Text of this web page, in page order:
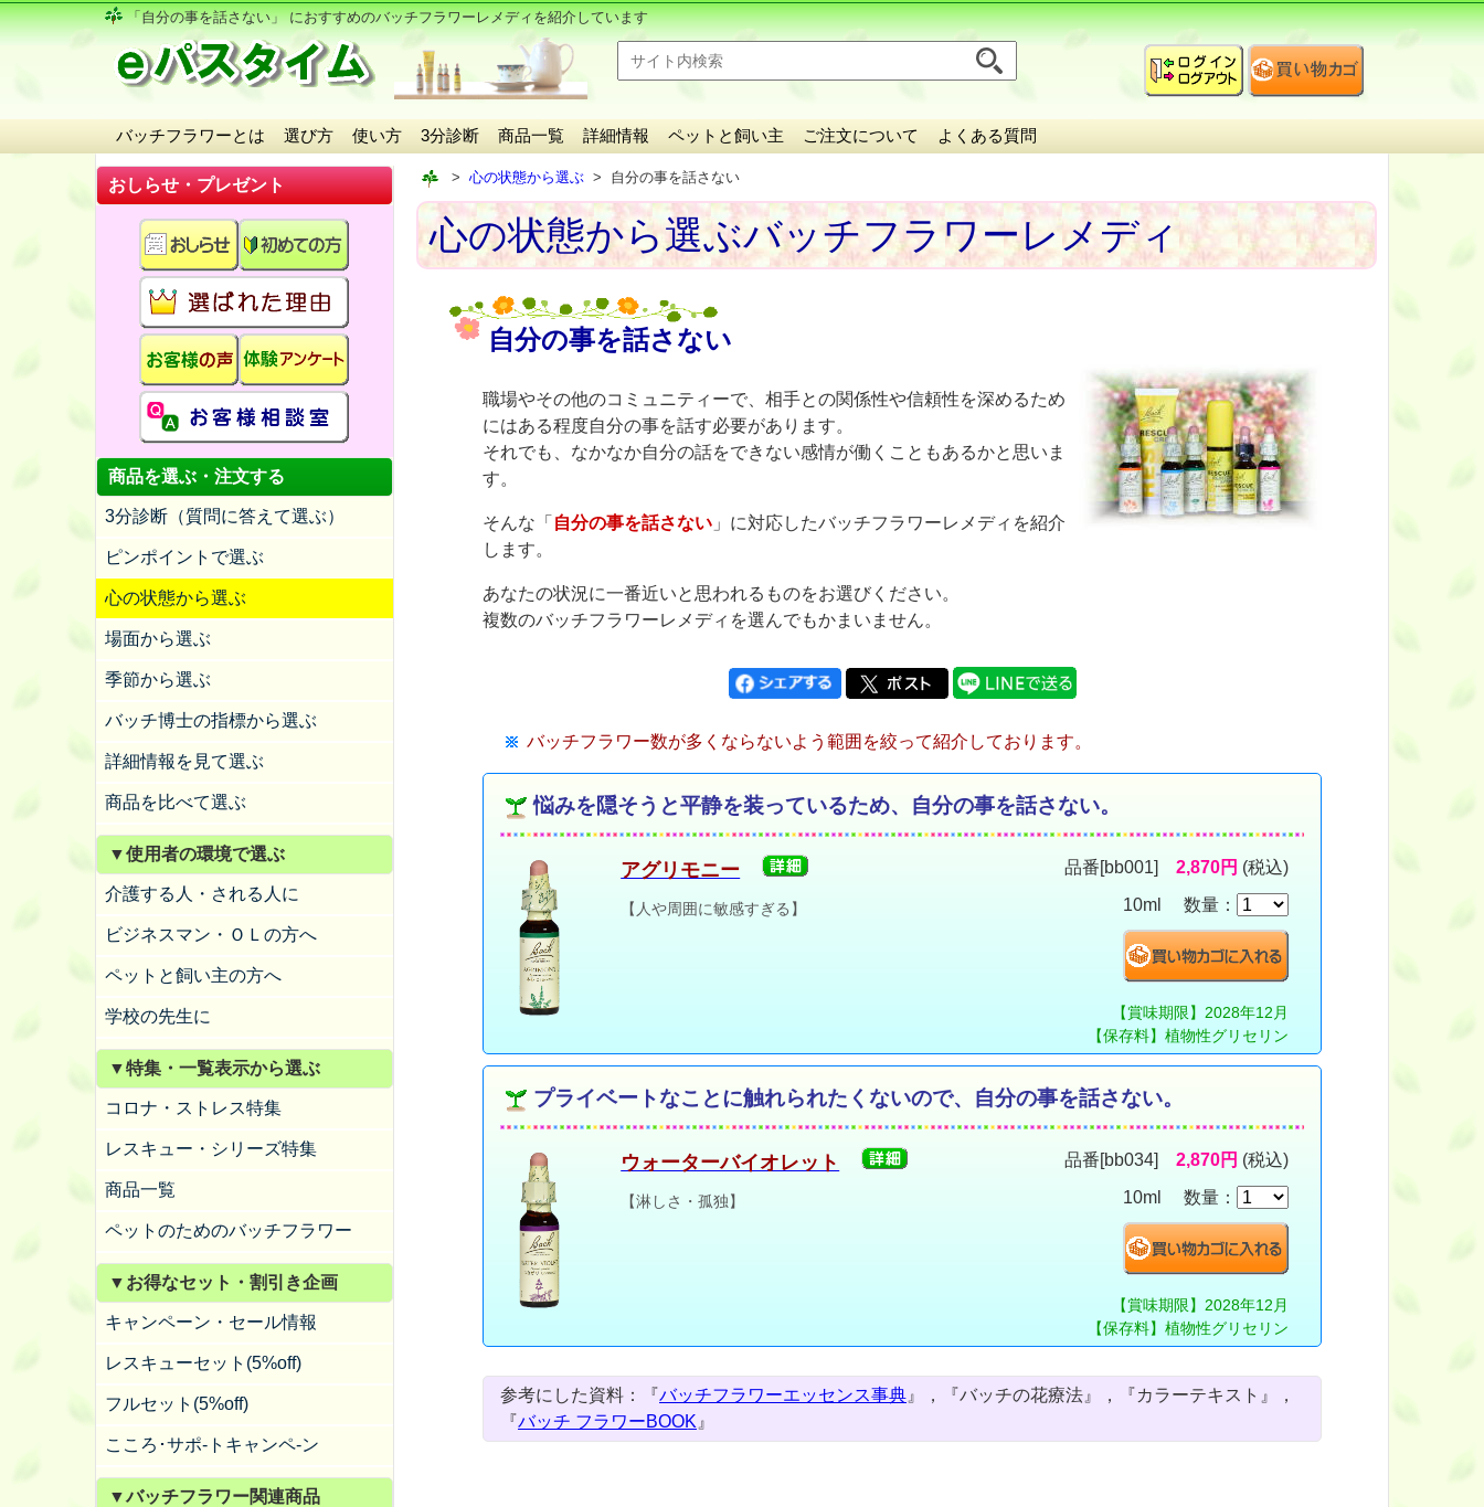
「自分の事を話さない」 におすすめのバッチフラワーレメディを紹介しています
バッチフラワーとは 選び方 使い方 3分診断 商品一覧 詳細情報 ペットと飼い主 ご注文について よくある質問
おしらせ・プレゼント
商品を選ぶ・注文する
3分診断（質問に答えて選ぶ）
ピンポイントで選ぶ
心の状態から選ぶ
場面から選ぶ
季節から選ぶ
バッチ博士の指標から選ぶ
詳細情報を見て選ぶ
商品を比べて選ぶ
▼使用者の環境で選ぶ
介護する人・される人に
ビジネスマン・ＯＬの方へ
ペットと飼い主の方へ
学校の先生に
▼特集・一覧表示から選ぶ
コロナ・ストレス特集
レスキュー・シリーズ特集
商品一覧
ペットのためのバッチフラワー
▼お得なセット・割引き企画
キャンペーン・セール情報
レスキューセット(5%off)
フルセット(5%off)
こころ･サポ-トキャンペ-ン
▼バッチフラワー関連商品
心の状態から選ぶ 自分の事を話さない
心の状態から選ぶバッチフラワーレメディ
自分の事を話さない
職場やその他のコミュニティーで、相手との関係性や信頼性を深めるため
にはある程度自分の事を話す必要があります。
それでも、なかなか自分の話をできない感情が働くこともあるかと思いま
す。
そんな「 自分の事を話さない 」に対応したバッチフラワーレメディを紹介
します。
あなたの状況に一番近いと思われるものをお選びください。
複数のバッチフラワーレメディを選んでもかまいません。
バッチフラワー数が多くならないよう範囲を絞って紹介しております。
悩みを隠そうと平静を装っているため、自分の事を話さない。
アグリモニー
【人や周囲に敏感すぎる】
品番[bb001] 2,870円 (税込)
10ml 数量：
【賞味期限】2028年12月
【保存料】植物性グリセリン
プライベートなことに触れられたくないので、自分の事を話さない。
ウォーターバイオレット
【淋しさ・孤独】
品番[bb034] 2,870円 (税込)
10ml 数量：
【賞味期限】2028年12月
【保存料】植物性グリセリン
参考にした資料：『バッチフラワーエッセンス事典 』，『バッチの花療法』，『カラーテキスト』，
『バッチ フラワーBOOK 』